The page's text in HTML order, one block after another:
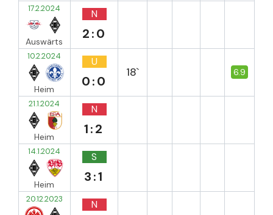
17.2.2024
Auswärts
N
2:0
10.2.2024
Heim
U
0:0
18` 6.9
21.1.2024
Heim
N
1:2
14.1.2024
Heim
S
3:1
20.12.2023 N